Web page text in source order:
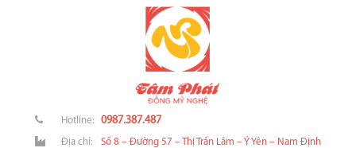
Hotline: 0987.387.487
Địa chỉ: Số 8 – Đường 57 – Thị Trấn Lâm – Ý Yên – Nam Định